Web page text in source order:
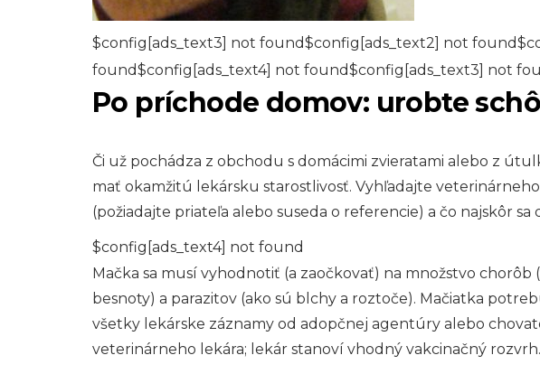
$config[ads_text3] not found$config[ads_text2] not
found$config[ads_text4] not found$config[ads_text3] not
Po príchode domov: urobte
Či už pochádza z obchodu s domácimi zvieratami alebo z
mať okamžitú lekársku starostlivosť. Vyhľadajte
(požiadajte priateľa alebo suseda o referencie) a čo najskôr
$config[ads_text4] not found
Mačka sa musí vyhodnotiť (a zaočkovať) na množstvo chorôb
besnoty) a parazitov (ako sú blchy a roztoče). Mačiatka
všetky lekárske záznamy od adopčnej agentúry alebo
veterinárneho lekára; lekár stanoví vhodný vakcinačný rozvrh.